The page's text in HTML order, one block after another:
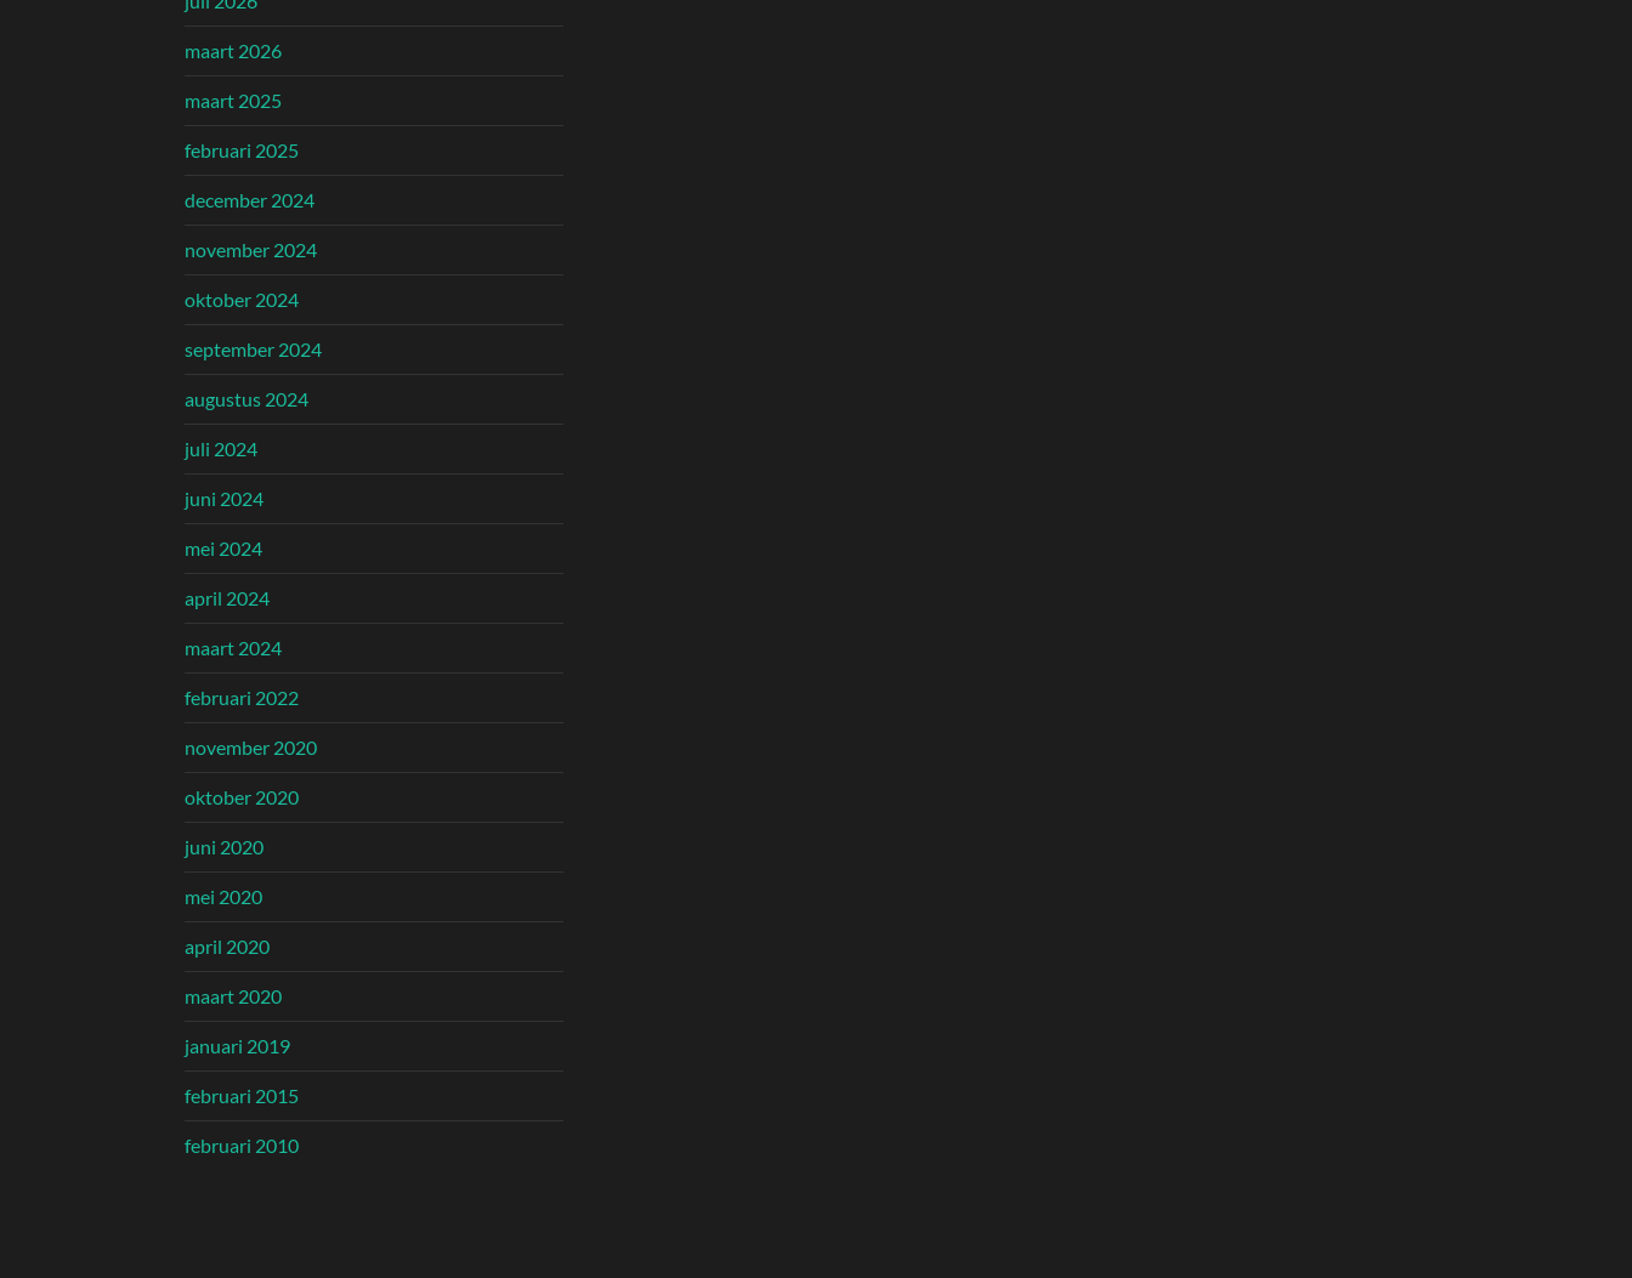
maart 2026
maart 2025
februari 2025
december 2024
november 2024
oktober 2024
september 2024
augustus 2024
juli 2024
juni 2024
mei 2024
april 2024
maart 2024
februari 2022
november 2020
oktober 2020
juni 2020
mei 2020
april 2020
maart 2020
januari 2019
februari 2015
februari 2010